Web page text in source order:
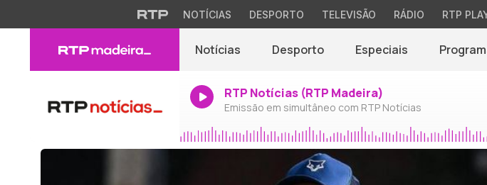
NOTÍCIAS DESPORTO TELEVISÃO RÁDIO RTP
Notícias Desporto Especiais
RTP Notícias (RTP Madeira)
Emissão em simultâneo com RTP Notícias